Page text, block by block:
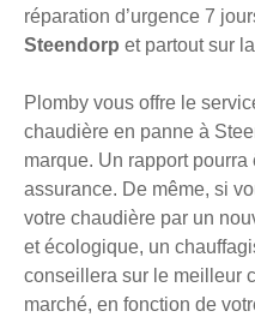
réparation d’urgence 7
Steendorp et partout sur
Plomby vous offre le
chaudière en panne à
marque. Un rapport
assurance. De même, si
votre chaudière par un
et écologique, un
conseillera sur le meilleur
marché, en fonction de